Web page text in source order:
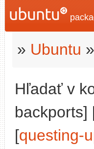
» Ubuntu »
Hľadať v
backports]
[questing-